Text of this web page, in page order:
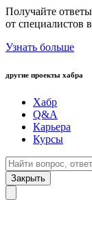
Получайте
от специалистов
Узнать больше
другие проекты хабра
Хабр
Q&A
Карьера
Курсы
Закрыть